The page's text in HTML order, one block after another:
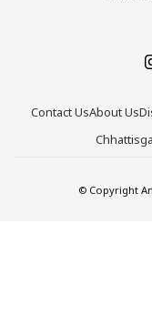
Contact UsAbout Us
© Copyright